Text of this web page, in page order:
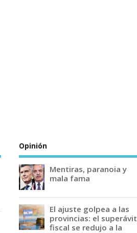
Opinión
Mentiras, paranoia y
mala fama
El ajuste golpea a las
provincias: el superávit
fiscal se redujo a la